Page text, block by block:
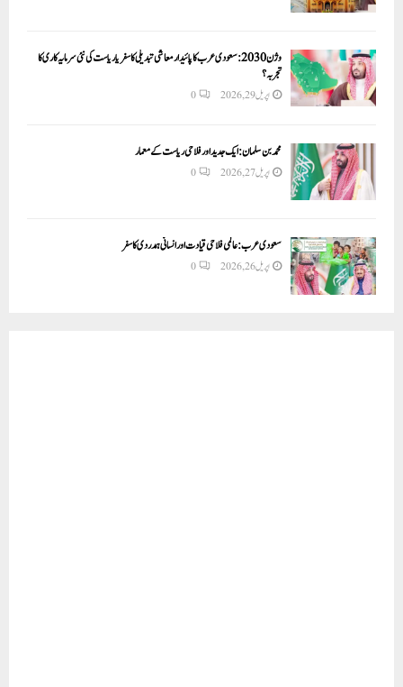
وژن 2030:سعودی عرب کا پائیدار معاشی تبدیلی کا سفر یا ریاست کی نئی سرمایہ کاری کا
تجربہ؟
اپریل 29, 2026 0
محمد بن سلمان: ایک جدید اور فلاحی ریاست کے معمار
اپریل 27, 2026 0
سعودی عرب: عالمی فلاحی قیادت اور انسانی ہمدردی کا سفر
اپریل 26, 2026 0